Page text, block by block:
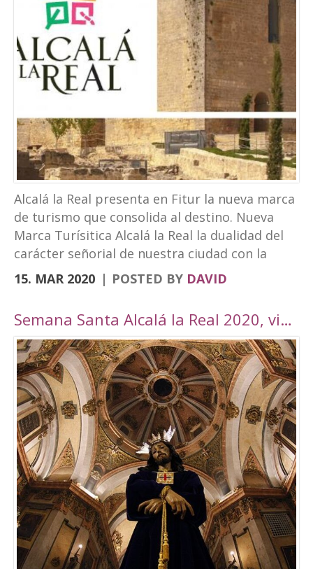
Alcalá la Real presenta en Fitur la nueva marca
de turismo que consolida al destino. Nueva
Marca Turísitica Alcalá la Real la dualidad del
carácter señorial de nuestra ciudad con la
vanguardia y su realidad actual de ciudad
moderna. Fortaleza Abacial y pueblo nuevo.
«convivimos siendo además tierra de frontera
y que hemos querido plasmar en esta marca
tan poderosa». A través de cuatro elementos y
cuatro colores el logo destaca cultura,
patrimonio, entorno natural y experiencias. El
símbolo amarillo, que recuerda a un ojo,
engloba toda la cultura y singularidades de la
ciudad. El naranja, que representa la silueta de
una atalaya, se destina al patrimonio e
historia. El verde, por su parte, que dibuja una
hoja, es el elemento que identificará todo el
mundo rural y natural del municipio, junto con
el turismo activo. Por último, el tono magenta
simboliza un sendero abierto y se centra en el
15. MAR 2020 POSTED BY DAVID
Semana Santa Alcalá la Real 2020, viaje por Andalucía